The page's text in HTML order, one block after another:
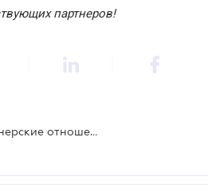
партнеров!
Ирина Никитина: «Партнерские отношения важно формализовать»